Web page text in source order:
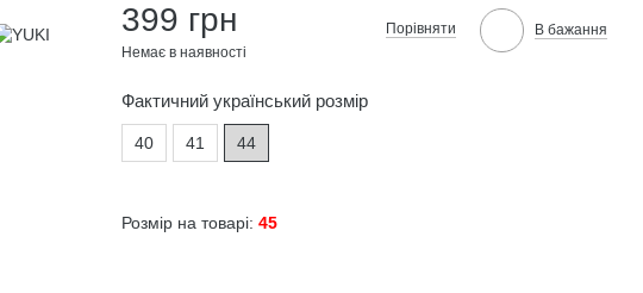
399 грн
Немає в наявності
Порівняти В бажання
Фактичний український розмір
40 41 44
Розмір на товарі: 45